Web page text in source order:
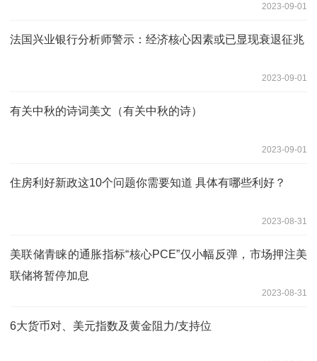
2023-09-01
法国兴业银行分析师警示：经济核心因素或已显现衰退征兆
2023-09-01
有关中秋的诗词美文（有关中秋的诗）
2023-09-01
住房利好新政这10个问题你需要知道 具体有哪些利好？
2023-08-31
美联储青睐的通胀指标“核心PCE”仅小幅反弹，市场押注美
联储将暂停加息
2023-08-31
6大货币对、美元指数及黄金阻力/支持位